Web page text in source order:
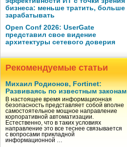
бизнеса: меньше тратить, больше
зарабатывать
Open Conf 2026: UserGate
представил свое видение
архитектуры сетевого доверия
Рекомендуемые статьи
Михаил Родионов, Fortinet:
Развиваясь по известным законам
В настоящее время информационная
безопасность представляет собой вполне
самостоятельное мощное направление
корпоративной автоматизации.
Естественно, что в таких условиях
направление это все теснее связывается
с вопросами прикладной
информационной …